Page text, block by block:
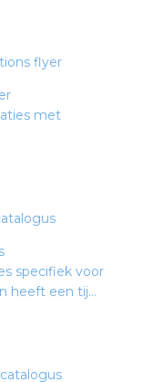
met
specifiek voor
heeft een tij...